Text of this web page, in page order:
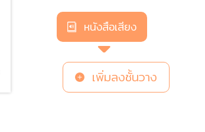
หนังสือเสียง
เพิ่มลงชั้นวาง